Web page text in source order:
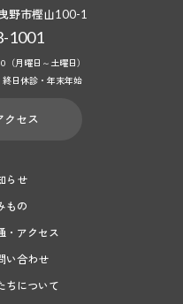
野市樫山100-1
1001
（月曜日～土曜日）
終日休診・年末年始
クセス
らせ
もの
・アクセス
い合わせ
ちについて